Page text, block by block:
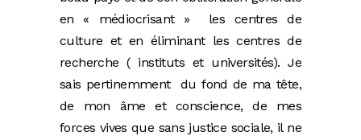
en « médiocrisant » les centres de
culture et en éliminant les centres de
recherche ( instituts et universités). Je
sais pertinemment du fond de ma tête,
de mon âme et conscience, de mes
forces vives que sans justice sociale, il ne